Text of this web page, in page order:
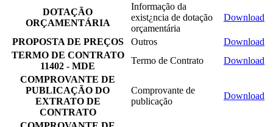
DOTAÇÃO
ORÇAMENTÁRIA
Informação da
exist¿ncia de dotação
orçamentária
Download
PROPOSTA DE PREÇOS Outros
Download
TERMO DE CONTRATO
11402 - MDE
Termo de Contrato
Download
COMPROVANTE DE
PUBLICAÇÃO DO
EXTRATO DE
CONTRATO
Comprovante de
publicação
Download